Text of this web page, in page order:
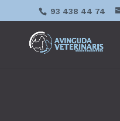
93 438 44 74